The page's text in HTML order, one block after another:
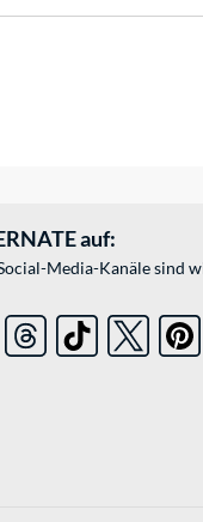
auf:
Media-Kanäle sind